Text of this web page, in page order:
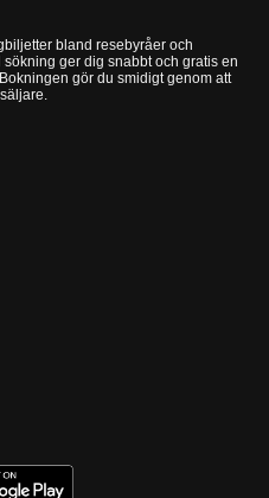
bland resebyråer och
ger dig snabbt och gratis en
gör du smidigt genom att